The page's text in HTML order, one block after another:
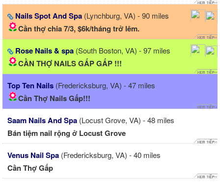
Nails Spot And Spa (Lynchburg, VA) - 90 miles
Cần thợ chia 7/3, $6k/tháng trở lêm.
Rose Nails & spa (South Boston, VA) - 97 miles
CẦN THỢ NAILS GẤP GẤP !!!
Top Ten Nails (Fredericksburg, VA) - 47 miles
Cần Thợ Nails Gấp!!!
Saam Nails And Spa (Locust Grove, VA) - 48 miles
Bán tiệm nail rộng ở Locust Grove
Venus Nail Spa (Fredericksburg, VA) - 40 miles
Cần Thợ Gấp